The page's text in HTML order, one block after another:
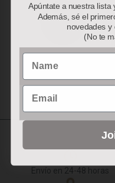
Envío en 24-48 horas
Apúntate a nuestra lista
Además, sé el
novedades y
(No te
Name
Email